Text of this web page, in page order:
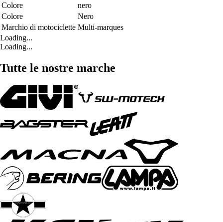
Colore
nero
Colore
Nero
Marchio di motociclette Multi-marques
Loading...
Loading...
Tutte le nostre marche